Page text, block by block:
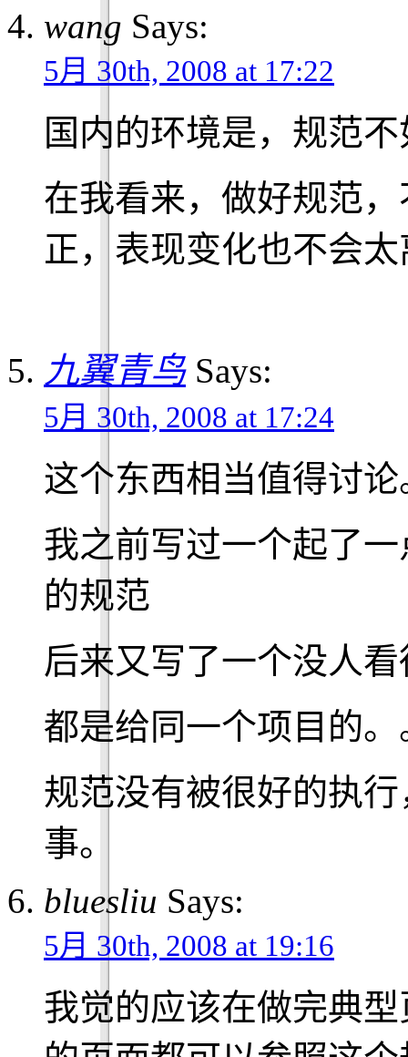
wang Says:
5月 30th, 2008 at 17:22
国内的环境是，规范
在我看来，做好规范
正，表现变化也不会
九翼青鸟Says:
5月 30th, 2008 at 17:24
这个东西相当值得讨论
我之前写过一个起了
的规范
后来又写了一个没人
都是给同一个项目的。
规范没有被很好的执
事。
bluesliu Says:
5月 30th, 2008 at 19:16
我觉的应该在做完典